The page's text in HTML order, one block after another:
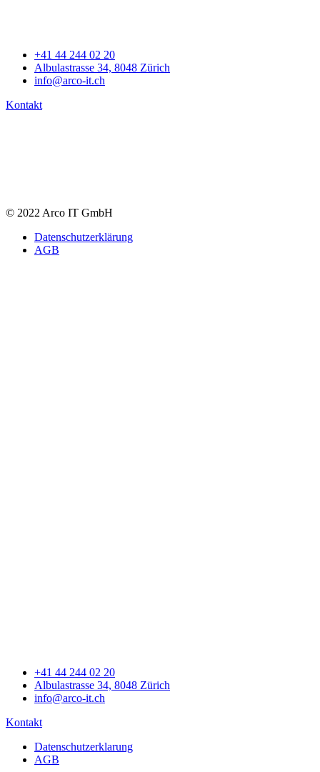
+41 44 244 02 20
Albulastrasse 34, 8048 Zürich
info@arco-it.ch
Kontakt
© 2022 Arco IT GmbH
Datenschutzerklärung
AGB
+41 44 244 02 20
Albulastrasse 34, 8048 Zürich
info@arco-it.ch
Kontakt
Datenschutzerklarung
AGB